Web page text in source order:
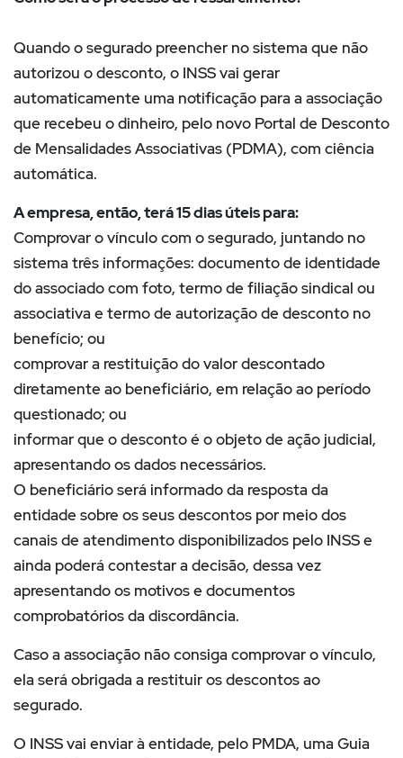
Quando o segurado preencher no sistema que não
autorizou o desconto, o INSS vai gerar
automaticamente uma notificação para a associação
que recebeu o dinheiro, pelo novo Portal de Desconto
de Mensalidades Associativas (PDMA), com ciência
automática.
A empresa, então, terá 15 dias úteis para:
Comprovar o vínculo com o segurado, juntando no
sistema três informações: documento de identidade
do associado com foto, termo de filiação sindical ou
associativa e termo de autorização de desconto no
benefício; ou
comprovar a restituição do valor descontado
diretamente ao beneficiário, em relação ao período
questionado; ou
informar que o desconto é o objeto de ação judicial,
apresentando os dados necessários.
O beneficiário será informado da resposta da
entidade sobre os seus descontos por meio dos
canais de atendimento disponibilizados pelo INSS e
ainda poderá contestar a decisão, dessa vez
apresentando os motivos e documentos
comprobatórios da discordância.
Caso a associação não consiga comprovar o vínculo,
ela será obrigada a restituir os descontos ao
segurado.
O INSS vai enviar à entidade, pelo PMDA, uma Guia